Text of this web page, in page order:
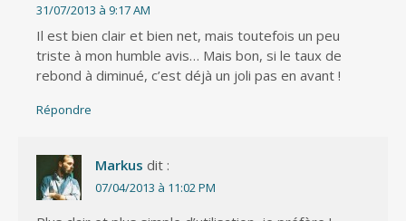
31/07/2013 à 9:17 AM
Il est bien clair et bien net, mais toutefois un peu
triste à mon humble avis… Mais bon, si le taux de
rebond à diminué, c’est déjà un joli pas en avant !
Répondre
Markus dit :
07/04/2013 à 11:02 PM